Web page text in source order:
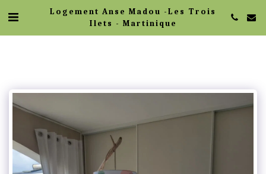
Logement Anse Madou -Les Trois
Ilets - Martinique